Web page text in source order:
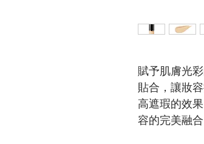
賦予肌膚光
貼合，讓妝
高遮瑕的效
容的完美融